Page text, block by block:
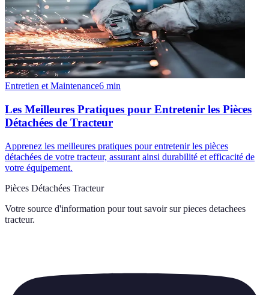
Entretien et Maintenance6 min
Les Meilleures Pratiques pour Entretenir les Pièces
Détachées de Tracteur
Apprenez les meilleures pratiques pour entretenir les pièces
détachées de votre tracteur, assurant ainsi durabilité et efficacité de
votre équipement.
Pièces Détachées Tracteur
Votre source d'information pour tout savoir sur pieces detachees
tracteur.